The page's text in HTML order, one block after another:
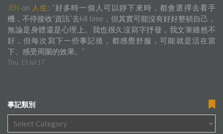
JEN on 人生 : “好多時一個人可以靜下來時，都會選擇去看手
機，不停接收”資訊”去kill time，但其實可能沒有好好整頓自己，
無論是身體還是心理上。我也很久沒寫字抒發，我文筆雖然不
好，但每次寫下一些事記後，都感覺舒服，可能就是活在當
下、感受周圍的效果。 ”
Thu, 13 Jul 17
事記類別